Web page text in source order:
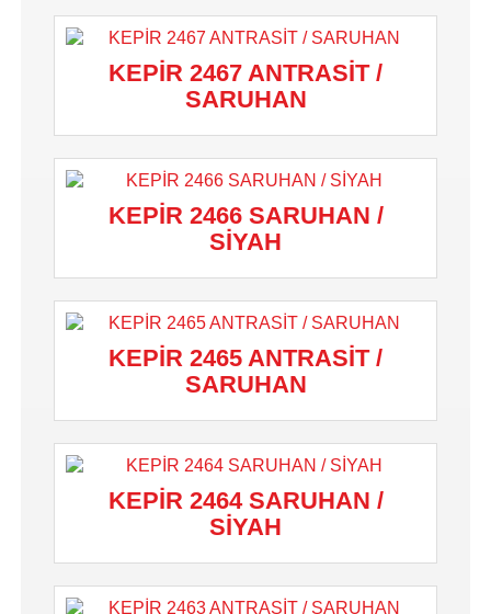
KEPİR 2467 ANTRASİT /
SARUHAN
KEPİR 2466 SARUHAN /
SİYAH
KEPİR 2465 ANTRASİT /
SARUHAN
KEPİR 2464 SARUHAN /
SİYAH